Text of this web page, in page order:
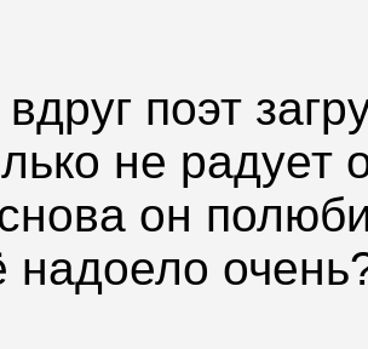
поэт
не радует
он
надоело